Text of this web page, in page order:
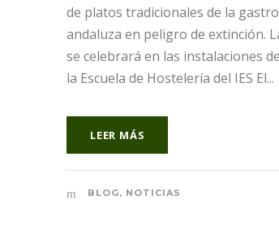
de platos tradicionales de la
andaluza en peligro de extinción.
se celebrará en las instalaciones de
la Escuela de Hostelería del IES El...
LEER MÁS
BLOG, NOTICIAS